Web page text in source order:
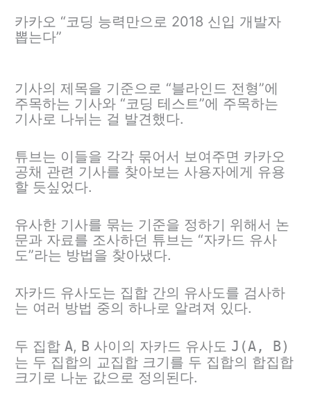
카카오 “코딩 능력만으로 2018 신입 개발자
뽑는다”
기사의 제목을 기준으로 “블라인드 전형”에
주목하는 기사와 “코딩 테스트”에 주목하는
기사로 나뉘는 걸 발견했다.
튜브는 이들을 각각 묶어서 보여주면 카카오
공채 관련 기사를 찾아보는 사용자에게 유용
할 듯싶었다.
유사한 기사를 묶는 기준을 정하기 위해서 논
문과 자료를 조사하던 튜브는 “자카드 유사
도”라는 방법을 찾아냈다.
자카드 유사도는 집합 간의 유사도를 검사하
는 여러 방법 중의 하나로 알려져 있다.
두 집합A, B 사이의 자카드 유사도 J(A, B)
는 두 집합의 교집합 크기를 두 집합의 합집합
크기로 나눈 값으로 정의된다.